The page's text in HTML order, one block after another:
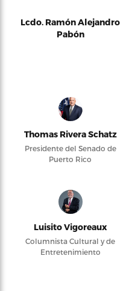
Lcdo. Ramón Alejandro
Pabón
Thomas Rivera Schatz
Presidente del Senado de
Puerto Rico
Luisito Vigoreaux
Columnista Cultural y de
Entretenimiento